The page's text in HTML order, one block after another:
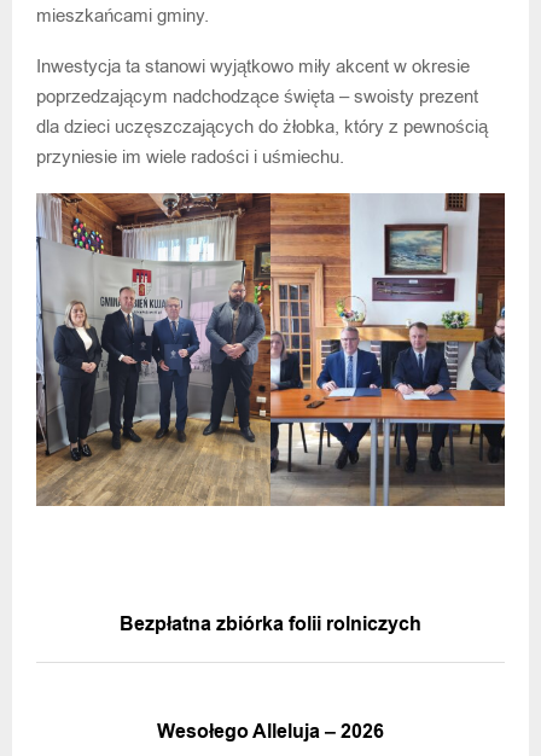
mieszkańcami gminy.
Inwestycja ta stanowi wyjątkowo miły akcent w okresie
poprzedzającym nadchodzące święta – swoisty prezent
dla dzieci uczęszczających do żłobka, który z pewnością
przyniesie im wiele radości i uśmiechu.
Bezpłatna zbiórka folii rolniczych
Wesołego Alleluja – 2026